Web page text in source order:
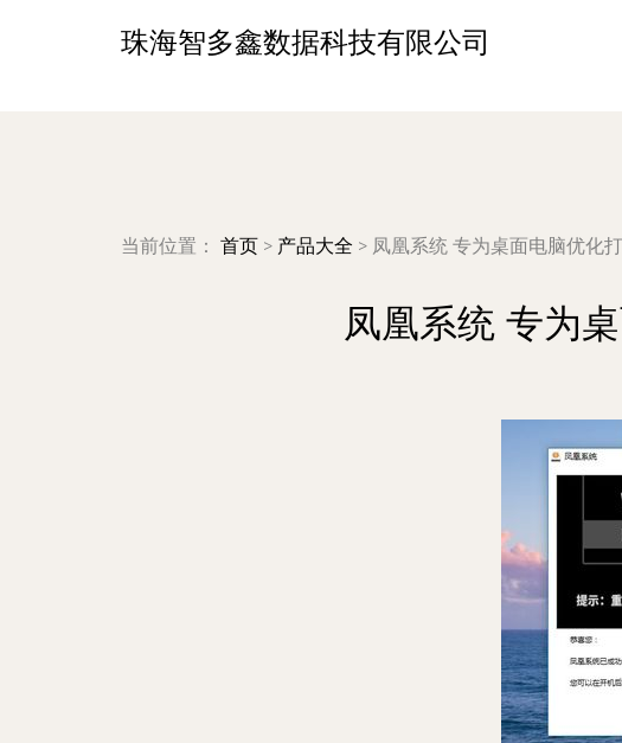
珠海智多鑫数据科技有限公司
当前位置： 首页 > 产品大全 > 凤凰系统 专为桌面电脑优化
凤凰系统 专为